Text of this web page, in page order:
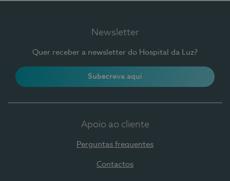
Newsletter
Quer receber a newsletter do Hospital da Luz?
Subscreva aqui
Apoio ao cliente
Perguntas frequentes
Contactos